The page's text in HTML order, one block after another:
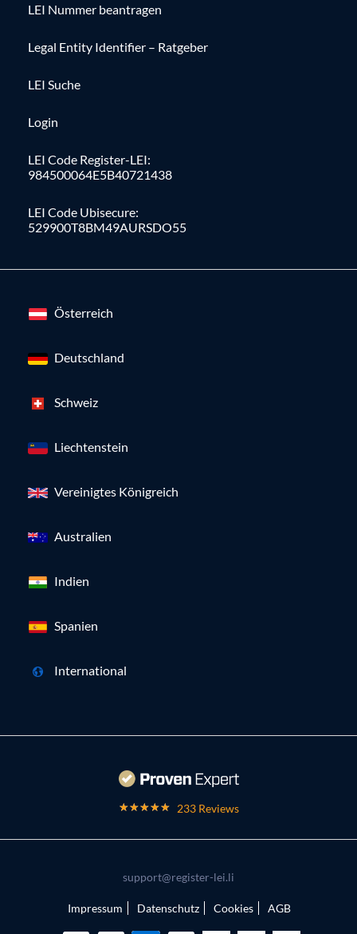
LEI Nummer beantragen
Legal Entity Identifier – Ratgeber
LEI Suche
Login
LEI Code Register-LEI:
984500064E5B40721438
LEI Code Ubisecure:
529900T8BM49AURSDO55
Österreich
Deutschland
Schweiz
Liechtenstein
Vereinigtes Königreich
Australien
Indien
Spanien
International
233 Reviews
support@register-lei.li
Impressum Datenschutz Cookies AGB